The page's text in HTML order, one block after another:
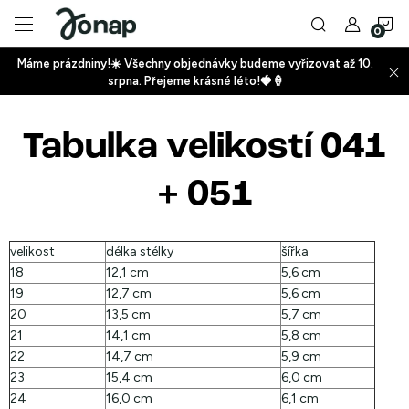
obsah
+
+
+
Máme prázdniny!☀️ Všechny objednávky budeme vyřizovat až 10.
srpna. Přejeme krásné léto!🍓🍦
Tabulka velikostí 041
+ 051
velikost délka stélky
šířka
18
12,1 cm
5,6 cm
19
12,7 cm
5,6 cm
20
13,5 cm
5,7 cm
21
14,1 cm
5,8 cm
22
14,7 cm
5,9 cm
23
15,4 cm
6,0 cm
24
16,0 cm
6,1 cm